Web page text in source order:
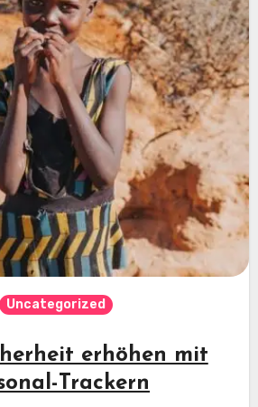
Uncategorized
erhöhen mit
Trackern